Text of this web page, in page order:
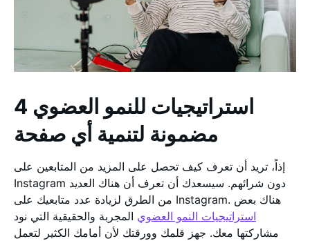
4 استراتيجيات للنمو العضوي
مضمونة لتنمية أي صفحة
إذاً، تريد أن تعرف كيف تحصل على المزيد من المتابعين على
Instagram دون شرائهم. سيسعدك أن تعرف أن هناك العديد
من الطرق لزيادة عدد متابعيك على Instagram. هناك بعض
استراتيجيات النمو العضوي المجربة والحقيقية التي نود
مشاركتها معك. جهز قلمك وورقتك لأن أمامك الكثير لتعمل